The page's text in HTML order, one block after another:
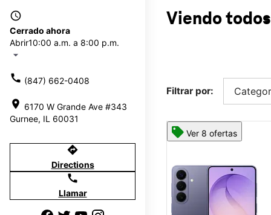
access_time
Cerrado ahora
Abrir10:00 a.m. a 8:00 p.m.
arrow_drop_down
call (847) 662-0408
location_on 6170 W Grande Ave #343
Gurnee, IL 60031
directions
Directions
call
Llamar
Viendo
Filtrar por:
Ver 8 ofertas